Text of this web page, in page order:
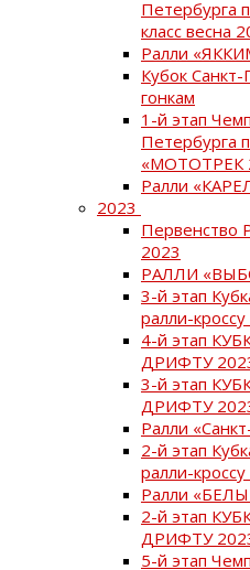
Петербурга
класс весна
Ралли
Кубок
гонкам
1-й этап
Петербурга
«МОТОТРЕК
Ралли
2023
Первенство
2023
РАЛЛИ
3-й этап
ралли-
4-й этап
ДРИФТУ
3-й этап
ДРИФТУ
Ралли
2-й этап
ралли-
Ралли
2-й этап
ДРИФТУ
5-й этап